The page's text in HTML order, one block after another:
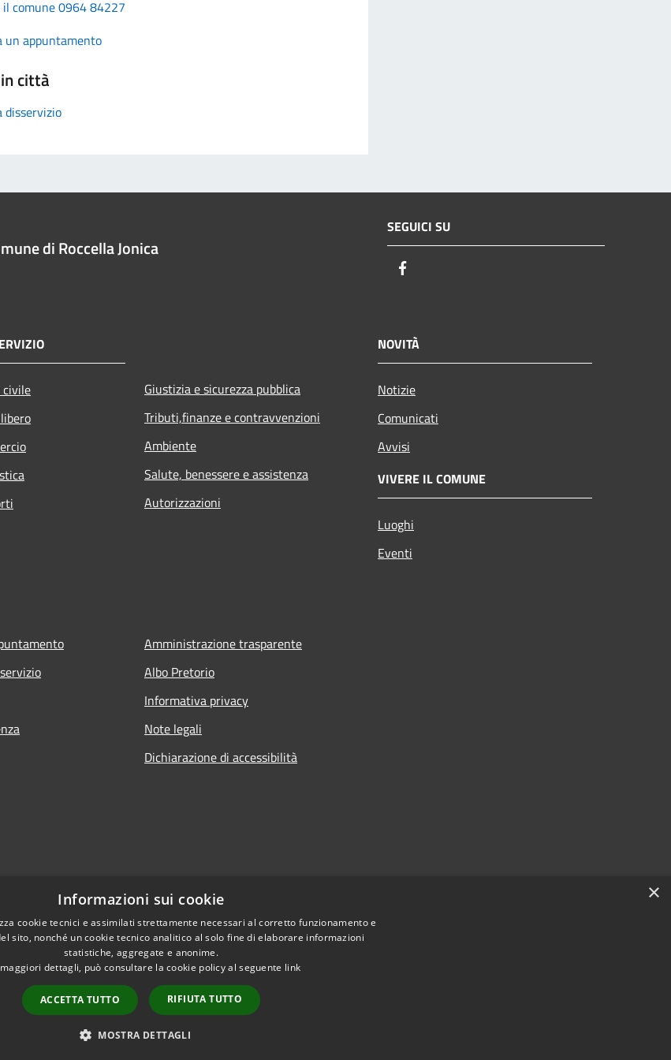
il comune 0964 84227
un appuntamento
città
disservizio
di Roccella Jonica
SEGUICI SU
civile
Giustizia e sicurezza pubblica
Tributi,finanze e contravvenzioni
Ambiente
Salute, benessere e assistenza
Autorizzazioni
NOVITÀ
Notizie
Comunicati
Avvisi
VIVERE IL COMUNE
Luoghi
Eventi
Amministrazione trasparente
Albo Pretorio
Informativa privacy
Note legali
Dichiarazione di accessibilità
Copyright © 2026 • Comune di Roccella Jonica • Powered by
×
Informazioni sui cookie
cookie tecnici e assimilati strettamente necessari al corretto funzionamento e
sito, nonché un cookie tecnico analitico al solo fine di elaborare informazioni
statistiche, aggregate e anonime.
dettagli, può consultare la cookie policy al seguente link
ACCETTA TUTTO RIFIUTA TUTTO
MOSTRA DETTAGLI